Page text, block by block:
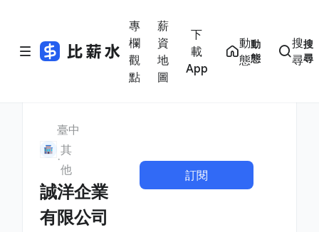
專
欄
觀
點
薪
資
地
圖
下
載
App
動
態
動
態
搜
尋
搜
尋
臺中
其
他
誠洋企業
有限公司
訂閱